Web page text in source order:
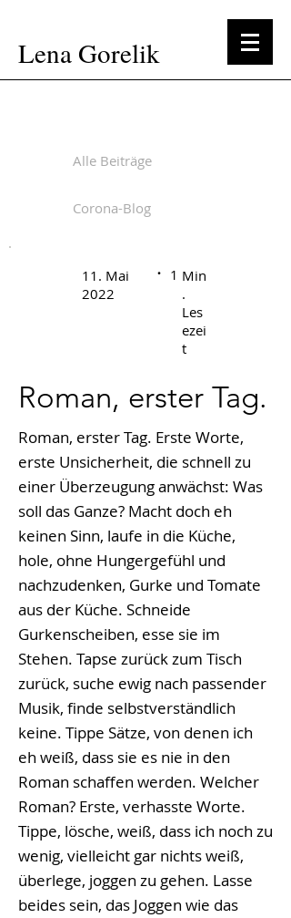
Lena Gorelik
Alle Beiträge
Corona-Blog
11. Mai
2022
. 1 Min
.
Les
ezei
t
Roman, erster Tag.
Roman, erster Tag. Erste Worte,
erste Unsicherheit, die schnell zu
einer Überzeugung anwächst: Was
soll das Ganze? Macht doch eh
keinen Sinn, laufe in die Küche,
hole, ohne Hungergefühl und
nachzudenken, Gurke und Tomate
aus der Küche. Schneide
Gurkenscheiben, esse sie im
Stehen. Tapse zurück zum Tisch
zurück, suche ewig nach passender
Musik, finde selbstverständlich
keine. Tippe Sätze, von denen ich
eh weiß, dass sie es nie in den
Roman schaffen werden. Welcher
Roman? Erste, verhasste Worte.
Tippe, lösche, weiß, dass ich noch zu
wenig, vielleicht gar nichts weiß,
überlege, joggen zu gehen. Lasse
beides sein, das Joggen wie das